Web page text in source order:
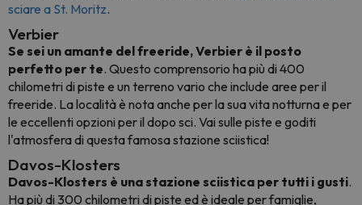
sciare a St. Moritz.
Verbier
Se sei un amante del freeride, Verbier è il posto
perfetto per te. Questo comprensorio ha più di 400
chilometri di piste e un terreno vario che include aree per il
freeride. La località è nota anche per la sua vita notturna e per
le eccellenti opzioni per il dopo sci. Vai sulle piste e goditi
l'atmosfera di questa famosa stazione sciistica!
Davos-Klosters
Davos-Klosters è una stazione sciistica per tutti i gusti.
Ha più di 300 chilometri di piste ed è ideale per famiglie,